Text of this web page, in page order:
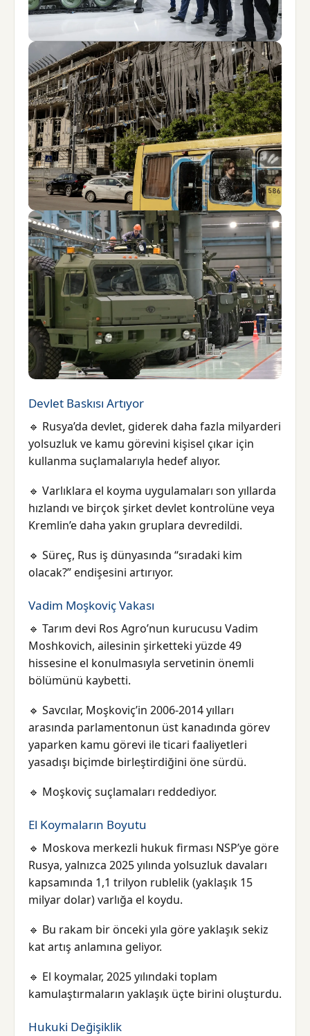
Devlet Baskısı Artıyor
🔹 Rusya’da devlet, giderek daha fazla milyarderi
yolsuzluk ve kamu görevini kişisel çıkar için
kullanma suçlamalarıyla hedef alıyor.
🔹 Varlıklara el koyma uygulamaları son yıllarda
hızlandı ve birçok şirket devlet kontrolüne veya
Kremlin’e daha yakın gruplara devredildi.
🔹 Süreç, Rus iş dünyasında “sıradaki kim
olacak?” endişesini artırıyor.
Vadim Moşkoviç Vakası
🔹 Tarım devi Ros Agro’nun kurucusu Vadim
Moshkovich, ailesinin şirketteki yüzde 49
hissesine el konulmasıyla servetinin önemli
bölümünü kaybetti.
🔹 Savcılar, Moşkoviç’in 2006-2014 yılları
arasında parlamentonun üst kanadında görev
yaparken kamu görevi ile ticari faaliyetleri
yasadışı biçimde birleştirdiğini öne sürdü.
🔹 Moşkoviç suçlamaları reddediyor.
El Koymaların Boyutu
🔹 Moskova merkezli hukuk firması NSP’ye göre
Rusya, yalnızca 2025 yılında yolsuzluk davaları
kapsamında 1,1 trilyon rublelik (yaklaşık 15
milyar dolar) varlığa el koydu.
🔹 Bu rakam bir önceki yıla göre yaklaşık sekiz
kat artış anlamına geliyor.
🔹 El koymalar, 2025 yılındaki toplam
kamulaştırmaların yaklaşık üçte birini oluşturdu.
Hukuki Değişiklik